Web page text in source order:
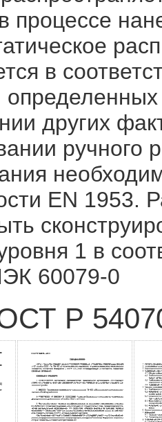
процессе
в
других
ручного
EN 1953.
1 в
60079-0
Р